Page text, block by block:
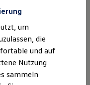
um
die
und auf
Nutzung
sammeln